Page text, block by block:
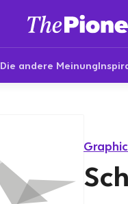
Die andere Meinung